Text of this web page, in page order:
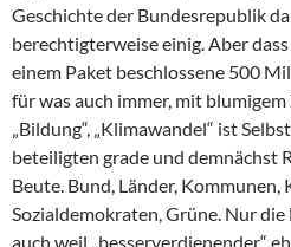
Geschichte der Bundesrepublik
berechtigterweise einig. Aber
einem Paket beschlossene 500
für was auch immer, mit
„Bildung“, „Klimawandel“ ist
beteiligten grade und demnächst
Beute. Bund, Länder, Kommunen,
Sozialdemokraten, Grüne. Nur
auch weil „besserverdienender“